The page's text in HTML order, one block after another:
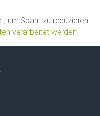
um Spam zu reduzieren.
verarbeitet werden.